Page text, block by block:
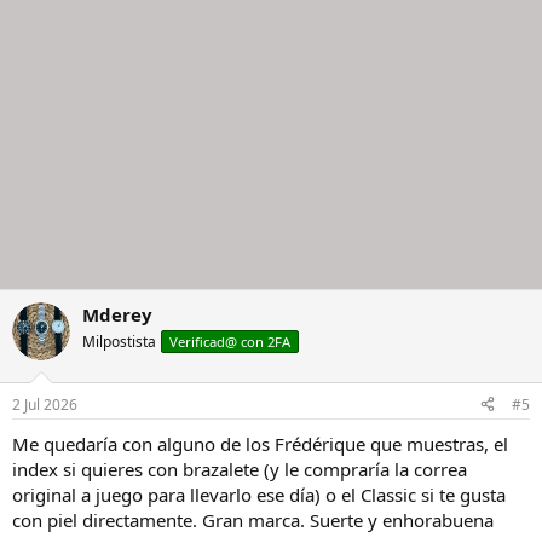
Mderey
Milpostista Verificad@ con 2FA
2 Jul 2026 #5
Me quedaría con alguno de los Frédérique que muestras, el
index si quieres con brazalete (y le compraría la correa
original a juego para llevarlo ese día) o el Classic si te gusta
con piel directamente. Gran marca. Suerte y enhorabuena